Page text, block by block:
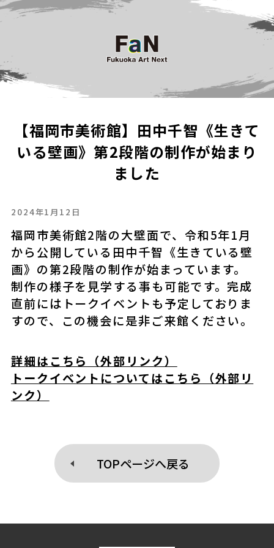
【福岡市美術館】田中千智《生きて
いる壁画》第2段階の制作が始まり
ました
2024年1月12日
福岡市美術館2階の大壁面で、令和5年1月
から公開している田中千智《生きている壁
画》の第2段階の制作が始まっています。
制作の様子を見学する事も可能です。完成
直前にはトークイベントも予定しておりま
すので、この機会に是非ご来館ください。
詳細はこちら（外部リンク）
トークイベントについてはこちら（外部リ
ンク）
TOPページへ戻る